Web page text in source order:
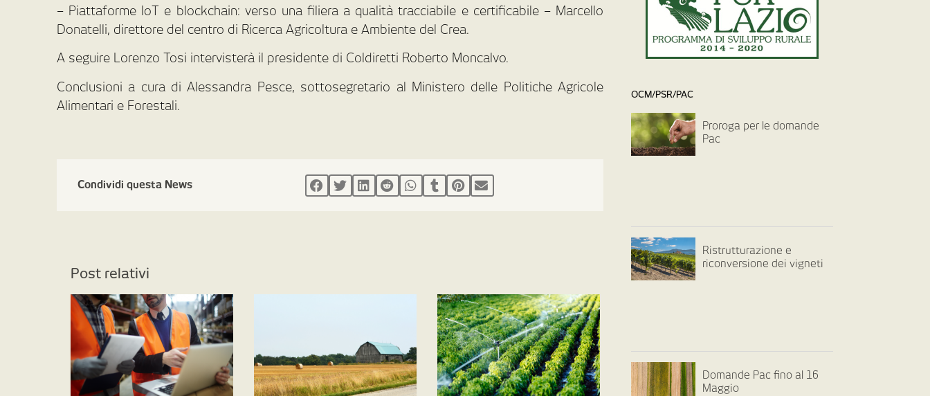
– Piattaforme IoT e blockchain: verso una filiera a qualità tracciabile e certificabile – Marcello
Donatelli, direttore del centro di Ricerca Agricoltura e Ambiente del Crea.
A seguire Lorenzo Tosi intervisterà il presidente di Coldiretti Roberto Moncalvo.
Conclusioni a cura di Alessandra Pesce, sottosegretario al Ministero delle Politiche Agricole
Alimentari e Forestali.
Condividi questa News
Post relativi
OCM/PSR/PAC
Proroga per le domande
Pac
Ristrutturazione e
riconversione dei vigneti
Domande Pac fino al 16
Maggio